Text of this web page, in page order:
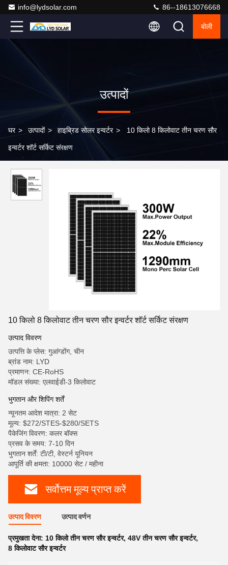
info@lydsolar.com 86--18613076668
बोली
उत्पादों
घर > उत्पादों > हाइब्रिड सोलर इन्वर्टर > 10 किलो 8 किलोवाट तीन चरण सौर
इन्वर्टर शॉर्ट सर्किट संरक्षण
10 किलो 8 किलोवाट तीन चरण सौर इन्वर्टर शॉर्ट सर्किट संरक्षण
उत्पाद विवरण
उत्पत्ति के प्लेस: गुआंग्डोंग, चीन
ब्रांड नाम: LYD
प्रमाणन: CE-RoHS
मॉडल संख्या: एलवाईडी-3 किलोवाट
भुगतान और शिपिंग शर्तें
न्यूनतम आदेश मात्रा: 2 सेट
मूल्य: $272/STES-$280/SETS
पैकेजिंग विवरण: कलर बॉक्स
प्रसव के समय: 7-10 दिन
भुगतान शर्तें: टी/टी, वेस्टर्न यूनियन
आपूर्ति की क्षमता: 10000 सेट / महीना
सर्वोत्तम मूल्य प्राप्त करें
उत्पाद विवरण उत्पाद वर्णन
प्रमुखता देना: 10 किलो तीन चरण सौर इन्वर्टर, 48V तीन चरण सौर इन्वर्टर,
8 किलोवाट सौर इन्वर्टर